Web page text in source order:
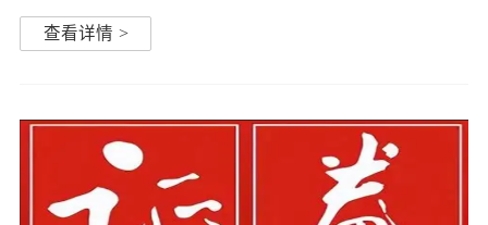
（002755.SZ，以下简称“奥赛康”）披露
2025年年度报告及2026年第一季度报告。
17.79亿元；归属于上市公司股东的净利润
2.37亿...
查看详情 >